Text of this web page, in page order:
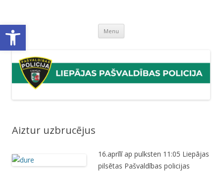
Open toolbar Menu Skip
content
Aiztur uzbrucējus
16.aprīlī ap pulksten 11:05 Liepājas
pilsētas Pašvaldības policijas